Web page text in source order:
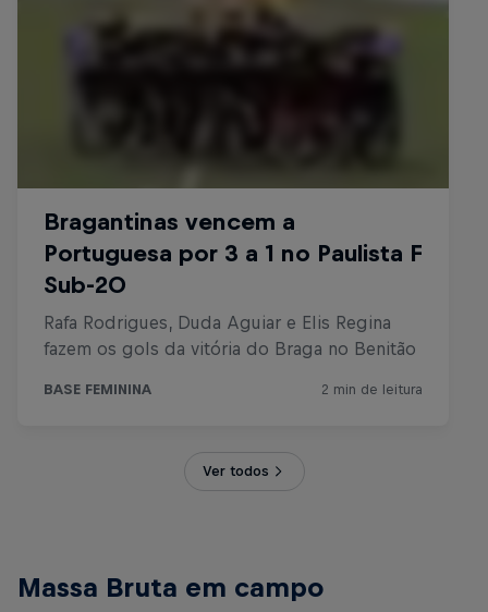
Ver todos
Massa Bruta em campo